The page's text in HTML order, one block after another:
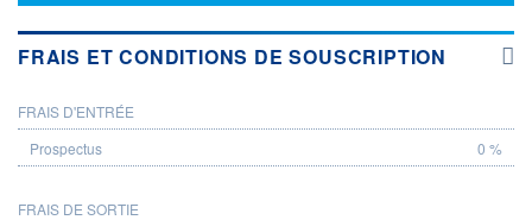
FRAIS ET CONDITIONS DE SOUSCRIPTION
PROSPECTUS
FRAIS D'ENTRÉE
0 %
FRAIS DE SORTIE